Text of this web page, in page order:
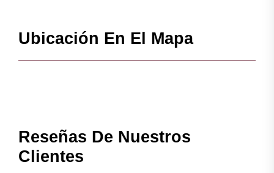
Ubicación En El Mapa
Reseñas De Nuestros
Clientes